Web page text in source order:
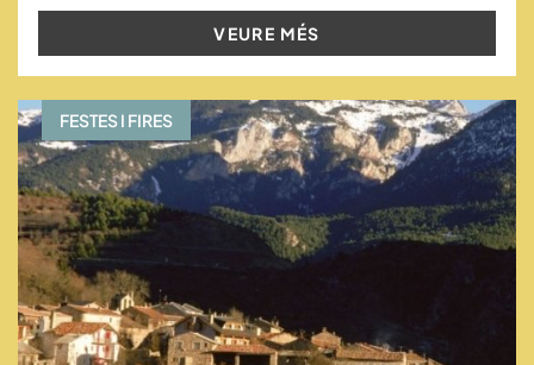
VEURE MÉS
FESTES I FIRES